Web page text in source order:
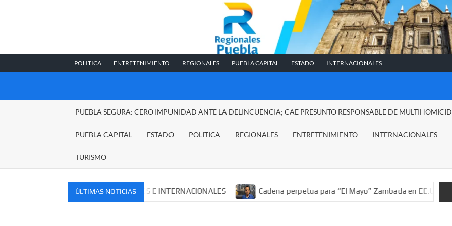
POLITICA ENTRETENIMIENTO REGIONALES PUEBLA CAPITAL ESTADO INTERNACIONALES
REGIONALES
PUEBLA SEGURA: CERO IMPUNIDAD ANTE LA DELINCUENCIA; CAE PRESUNTO RESPONSABLE DE
PUEBLA CAPITAL ESTADO POLITICA REGIONALES ENTRETENIMIENTO INTERNACIONALES
TURISMO
ÚLTIMAS NOTICIAS
MERCADOS NACIONALES E INTERNACIONALES Cadena perpetua para “El Mayo” Zambada en EE.UU.; ordenan